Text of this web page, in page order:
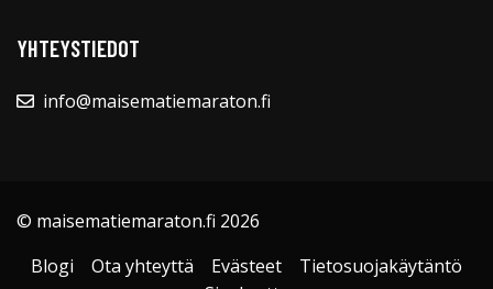
YHTEYSTIEDOT
info@maisematiemaraton.fi
© maisematiemaraton.fi 2026
Blogi
Ota yhteyttä Evästeet
Tietosuojakäytäntö